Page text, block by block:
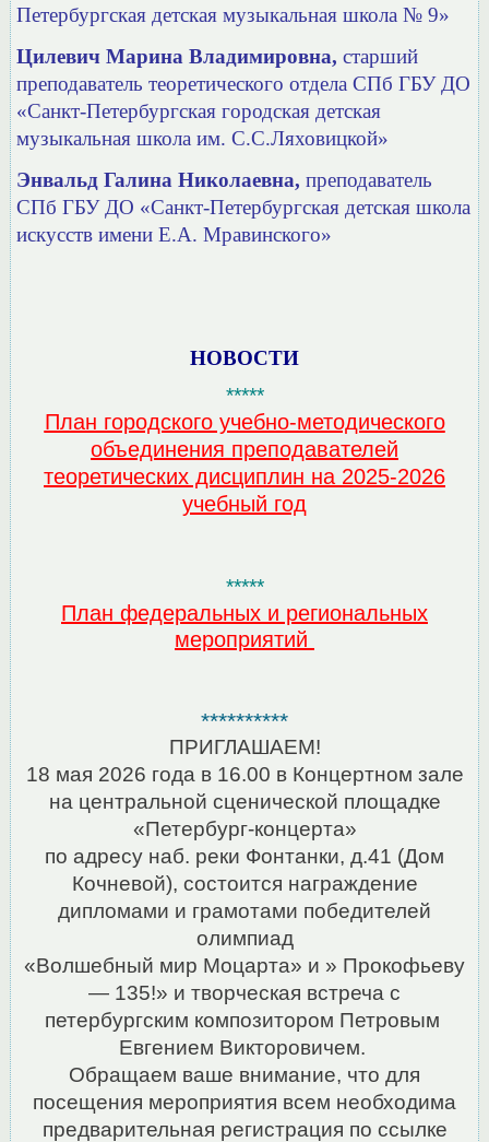
Петербургская детская музыкальная школа № 9»
Цилевич Марина Владимировна,старший
преподаватель теоретического отделаСПб ГБУ ДО
«Санкт-Петербургская городская детская
музыкальная школа им. С.С.Ляховицкой»
Энвальд Галина Николаевна,преподаватель
СПб ГБУ ДО «Санкт-Петербургская детская школа
искусств имени Е.А. Мравинского»
НОВОСТИ
*****
План городского учебно-методического
объединения преподавателей
теоретических дисциплин на 2025-2026
учебный год
*****
План федеральных и региональных
мероприятий
**********
ПРИГЛАШАЕМ!
18 мая 2026 года в 16.00 в Концертном зале
на центральной сценической площадке
«Петербург-концерта»
по адресу наб. реки Фонтанки, д.41 (Дом
Кочневой), состоится награждение
дипломами и грамотами победителей
олимпиад
«Волшебный мир Моцарта» и » Прокофьеву
— 135!» и творческая встреча с
петербургским композитором Петровым
Евгением Викторовичем.
Обращаем ваше внимание, что для
посещения мероприятия всем необходима
предварительная регистрация по ссылке